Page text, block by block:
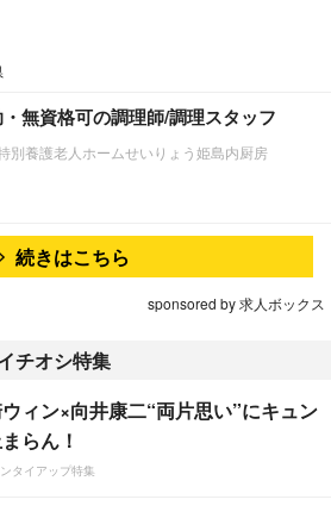
無資格可の調理師/調理スタッフ
別養護老人ホームせいりょう姫島内厨房
続きはこちら
sponsored by 求人ボックス
チオシ特集
ィン×向井康二“両片思い”にキュン
らん！
タイアップ特集